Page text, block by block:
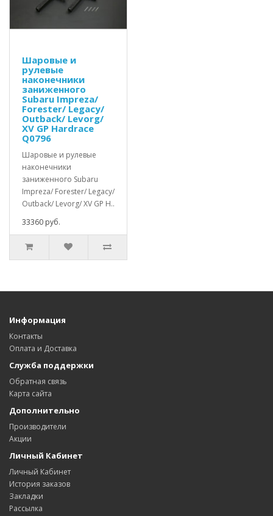
Шаровые и
рулевые
наконечники
заниженного
Subaru Impreza/
Forester/ Legacy/
Outback/ Levorg/
XV GP Hardrace
Q0796
Шаровые и рулевые
наконечники
заниженного Subaru
Impreza/ Forester/ Legacy/
Outback/ Levorg/ XV GP H..
33360 руб.
Информация
Контакты
Оплата и Доставка
Служба поддержки
Обратная связь
Карта сайта
Дополнительно
Производители
Акции
Личный Кабинет
Личный Кабинет
История заказов
Закладки
Рассылка